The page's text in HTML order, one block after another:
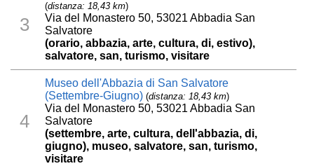
3
(distanza: 18,43 km)
Via del Monastero 50, 53021 Abbadia San
Salvatore
(orario, abbazia, arte, cultura, di, estivo),
salvatore, san, turismo, visitare
4
Museo dell'Abbazia di San Salvatore
(Settembre-Giugno) (distanza: 18,43 km)
Via del Monastero 50, 53021 Abbadia San
Salvatore
(settembre, arte, cultura, dell'abbazia, di,
giugno), museo, salvatore, san, turismo,
visitare